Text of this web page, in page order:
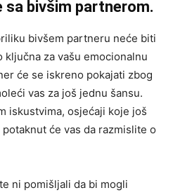
sa bivšim partnerom.
bivšem partneru neće biti
ključna za vašu emocionalnu
će se iskreno pokajati zbog
vas za još jednu šansu.
iskustvima, osjećaji koje još
će vas da razmislite o
ni pomišljali da bi mogli